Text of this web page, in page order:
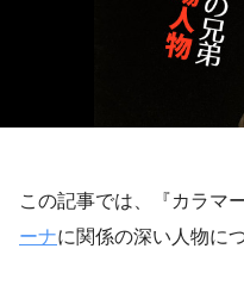
この記事では、『カラマ
ーナに関係の深い人物に